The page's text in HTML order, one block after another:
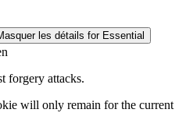
les détails for Essential
forgery attacks.
will only remain for the current